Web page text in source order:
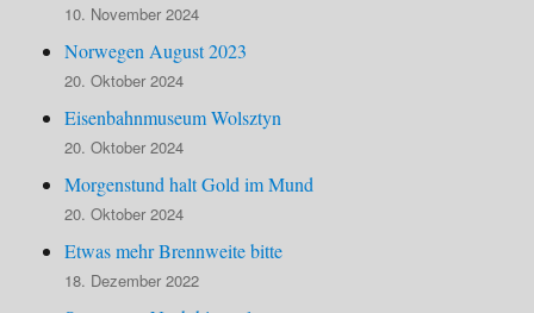
10. November 2024
Norwegen August 2023
20. Oktober 2024
Eisenbahnmuseum Wolsztyn
20. Oktober 2024
Morgenstund halt Gold im Mund
20. Oktober 2024
Etwas mehr Brennweite bitte
18. Dezember 2022